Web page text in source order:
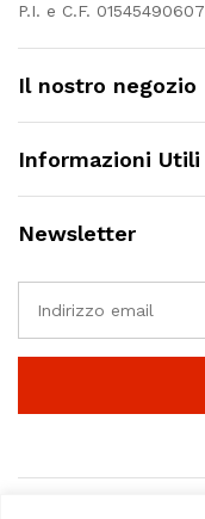
P.I. e C.F. 01545490607
Il nostro negozio
Informazioni Utili
Newsletter